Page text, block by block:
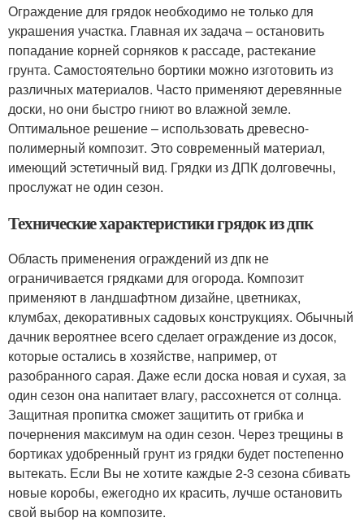
Ограждение для грядок необходимо не только для
украшения участка. Главная их задача – остановить
попадание корней сорняков к рассаде, растекание
грунта. Самостоятельно бортики можно изготовить из
различных материалов. Часто применяют деревянные
доски, но они быстро гниют во влажной земле.
Оптимальное решение – использовать древесно-
полимерный композит. Это современный материал,
имеющий эстетичный вид. Грядки из ДПК долговечны,
прослужат не один сезон.
Технические характеристики грядок из дпк
Область применения ограждений из дпк не
ограничивается грядками для огорода. Композит
применяют в ландшафтном дизайне, цветниках,
клумбах, декоративных садовых конструкциях. Обычный
дачник вероятнее всего сделает ограждение из досок,
которые остались в хозяйстве, например, от
разобранного сарая. Даже если доска новая и сухая, за
один сезон она напитает влагу, рассохнется от солнца.
Защитная пропитка сможет защитить от грибка и
почернения максимум на один сезон. Через трещины в
бортиках удобренный грунт из грядки будет постепенно
вытекать. Если Вы не хотите каждые 2-3 сезона сбивать
новые коробы, ежегодно их красить, лучше остановить
свой выбор на композите.